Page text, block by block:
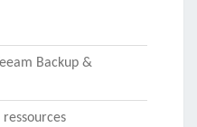
Backup &